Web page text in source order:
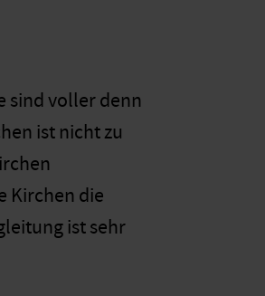
sind voller denn
ist nicht zu
Kirchen die
ist sehr